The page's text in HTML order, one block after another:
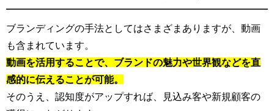
ブランディングの手法としてはさまざまありますが、動画
も含まれています。
動画を活用することで、ブランドの魅力や世界観などを直
感的に伝えることが可能。
そのうえ、認知度がアップすれば、見込み客や新規顧客の